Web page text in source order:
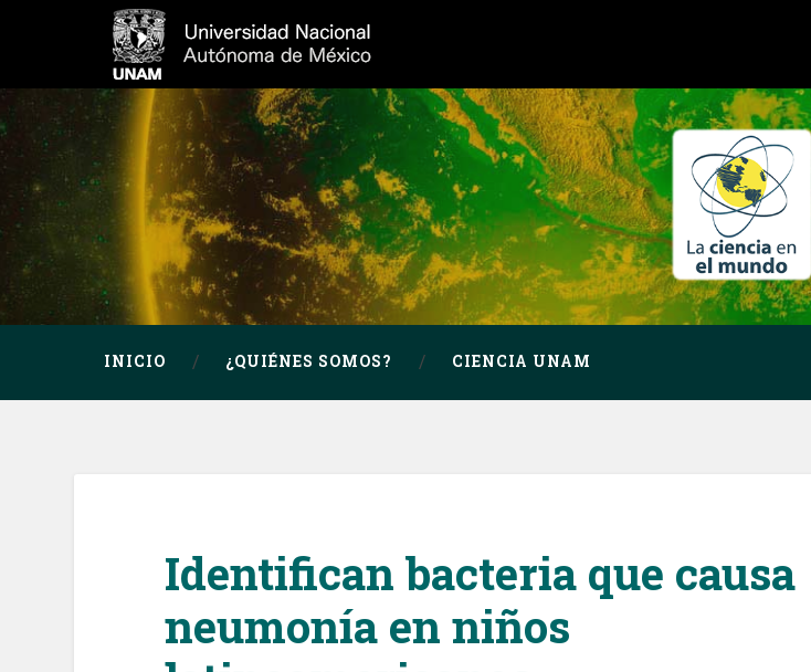
INICIO ¿QUIÉNES SOMOS? CIENCIA UNAM
Identifican bacteria que causa
neumonía en niños